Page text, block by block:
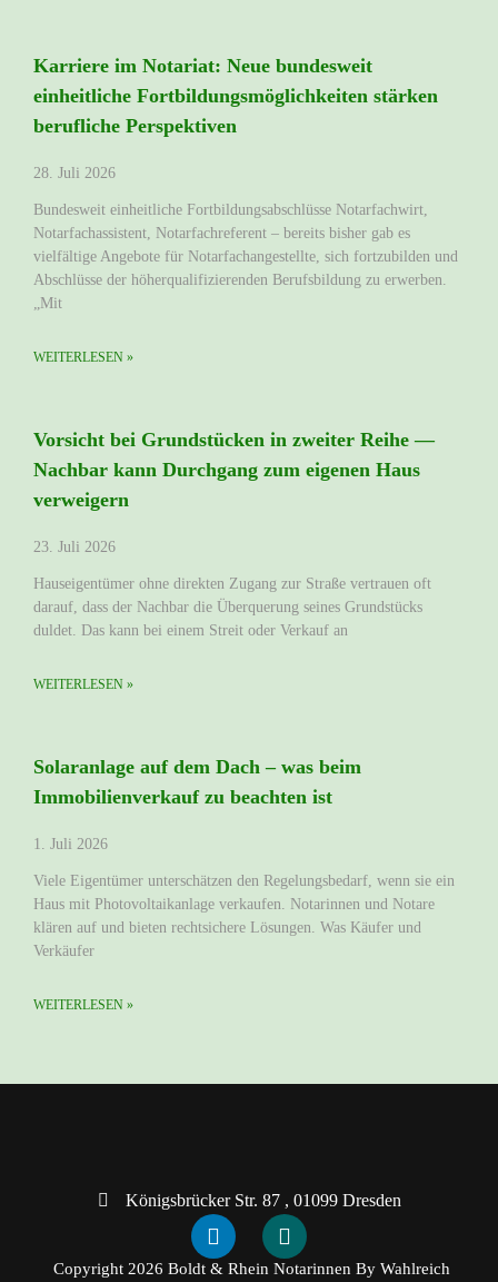
Karriere im Notariat: Neue bundesweit
einheitliche Fortbildungsmöglichkeiten stärken
berufliche Perspektiven
28. Juli 2026
Bundesweit einheitliche Fortbildungsabschlüsse Notarfachwirt,
Notarfachassistent, Notarfachreferent – bereits bisher gab es
vielfältige Angebote für Notarfachangestellte, sich fortzubilden und
Abschlüsse der höherqualifizierenden Berufsbildung zu erwerben.
„Mit
WEITERLESEN »
Vorsicht bei Grundstücken in zweiter Reihe —
Nachbar kann Durchgang zum eigenen Haus
verweigern
23. Juli 2026
Hauseigentümer ohne direkten Zugang zur Straße vertrauen oft
darauf, dass der Nachbar die Überquerung seines Grundstücks
duldet. Das kann bei einem Streit oder Verkauf an
WEITERLESEN »
Solaranlage auf dem Dach – was beim
Immobilienverkauf zu beachten ist
1. Juli 2026
Viele Eigentümer unterschätzen den Regelungsbedarf, wenn sie ein
Haus mit Photovoltaikanlage verkaufen. Notarinnen und Notare
klären auf und bieten rechtsichere Lösungen. Was Käufer und
Verkäufer
WEITERLESEN »
Königsbrücker Str. 87 , 01099 Dresden
Copyright 2026 Boldt & Rhein Notarinnen By Wahlreich